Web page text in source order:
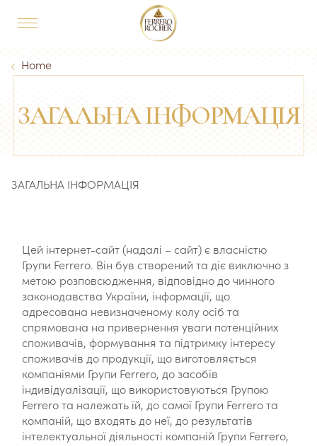
MAIN NAVIGATION
Breadcrumb
Home
ЗАГАЛЬНА ІНФОРМАЦІЯ
ЗАГАЛЬНА ІНФОРМАЦІЯ
Цей інтернет-сайт (надалі – сайт) є власністю
Групи Ferrero. Він був створений та діє виключно з
метою розповсюдження, відповідно до чинного
законодавства України, інформації, що
адресована невизначеному колу осіб та
спрямована на привернення уваги потенційних
споживачів, формування та підтримку інтересу
споживачів до продукції, що виготовляється
компаніями Групи Ferrero, до засобів
індивідуалізації, що використовуються Групою
Ferrero та належать їй, до самої Групи Ferrero та
компаній, що входять до неї, до результатів
інтелектуальної діяльності компаній Групи Ferrero,